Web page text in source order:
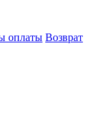
оплаты Возврат